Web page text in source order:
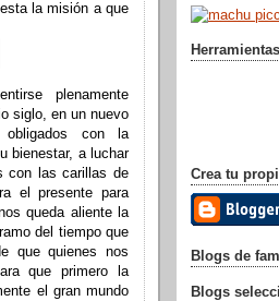
la misión a que
plenamente
siglo, en un nuevo
obligados con la
bienestar, a luchar
con las carillas de
el presente para
queda aliente la
del tiempo que
que quienes nos
que primero la
el gran mundo
Crea tu
Blogs de
Blogs